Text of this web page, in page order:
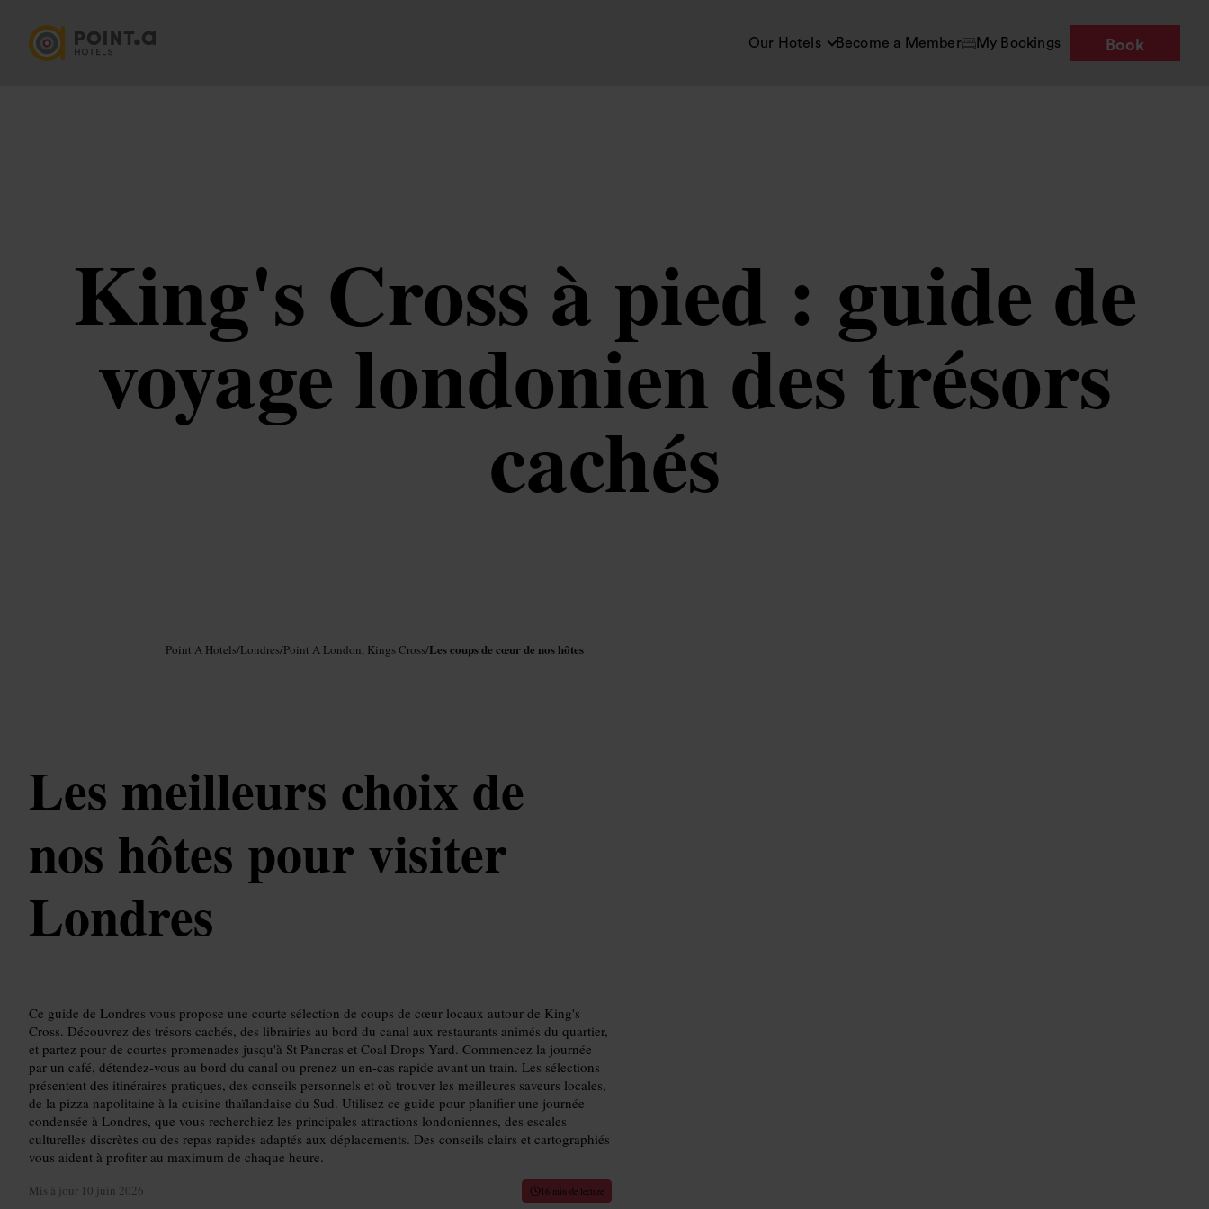
Our Hotels Become a Member My Bookings Book
King's Cross à pied : guide de
voyage londonien des trésors
cachés
Point A Hotels/Londres/Point A London, Kings Cross/Les coups de cœur de nos hôtes
Les meilleurs choix de
nos hôtes pour visiter
Londres
Ce guide de Londres vous propose une courte sélection de coups de cœur locaux autour de King's
Cross. Découvrez des trésors cachés, des librairies au bord du canal aux restaurants animés du quartier,
et partez pour de courtes promenades jusqu'à St Pancras et Coal Drops Yard. Commencez la journée
par un café, détendez-vous au bord du canal ou prenez un en-cas rapide avant un train. Les sélections
présentent des itinéraires pratiques, des conseils personnels et où trouver les meilleures saveurs locales,
de la pizza napolitaine à la cuisine thaïlandaise du Sud. Utilisez ce guide pour planifier une journée
condensée à Londres, que vous recherchiez les principales attractions londoniennes, des escales
culturelles discrètes ou des repas rapides adaptés aux déplacements. Des conseils clairs et cartographiés
vous aident à profiter au maximum de chaque heure.
Mis à jour 10 juin 2026 16 min de lecture